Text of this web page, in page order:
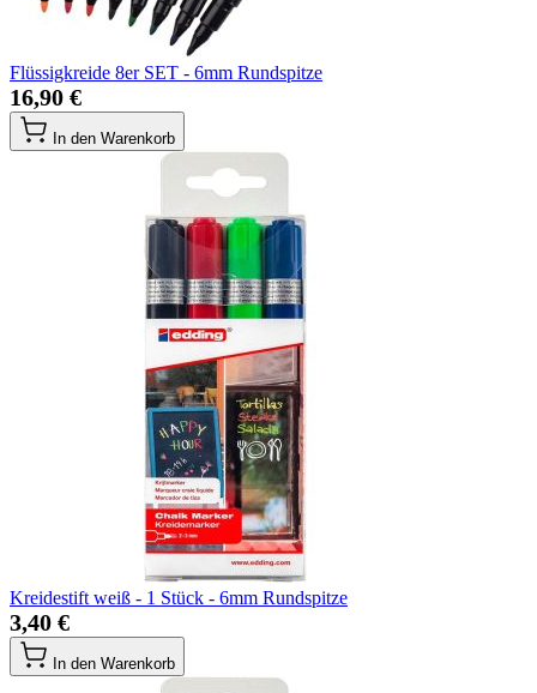
Flüssigkreide 8er SET - 6mm Rundspitze
16,90 €
In den Warenkorb
Kreidestift weiß - 1 Stück - 6mm Rundspitze
3,40 €
In den Warenkorb